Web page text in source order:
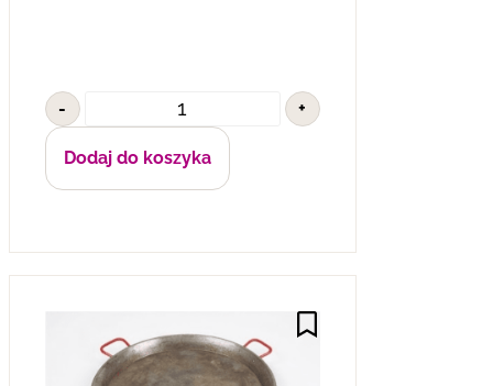
- +
Dodaj do koszyka